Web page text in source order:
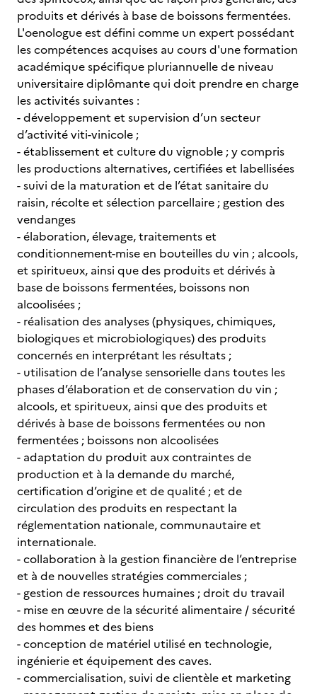
produits et dérivés à base de boissons fermentées.
L'oenologue est défini comme un expert possédant
les compétences acquises au cours d'une formation
académique spécifique pluriannuelle de niveau
universitaire diplômante qui doit prendre en charge
les activités suivantes :
- développement et supervision d’un secteur
d’activité viti-vinicole ;
- établissement et culture du vignoble ; y compris
les productions alternatives, certifiées et labellisées
- suivi de la maturation et de l’état sanitaire du
raisin, récolte et sélection parcellaire ; gestion des
vendanges
- élaboration, élevage, traitements et
conditionnement-mise en bouteilles du vin ; alcools,
et spiritueux, ainsi que des produits et dérivés à
base de boissons fermentées, boissons non
alcoolisées ;
- réalisation des analyses (physiques, chimiques,
biologiques et microbiologiques) des produits
concernés en interprétant les résultats ;
- utilisation de l’analyse sensorielle dans toutes les
phases d’élaboration et de conservation du vin ;
alcools, et spiritueux, ainsi que des produits et
dérivés à base de boissons fermentées ou non
fermentées ; boissons non alcoolisées
- adaptation du produit aux contraintes de
production et à la demande du marché,
certification d’origine et de qualité ; et de
circulation des produits en respectant la
réglementation nationale, communautaire et
internationale.
- collaboration à la gestion financière de l’entreprise
et à de nouvelles stratégies commerciales ;
- gestion de ressources humaines ; droit du travail
- mise en œuvre de la sécurité alimentaire / sécurité
des hommes et des biens
- conception de matériel utilisé en technologie,
ingénierie et équipement des caves.
- commercialisation, suivi de clientèle et marketing